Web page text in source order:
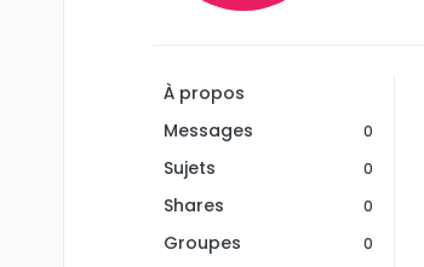
À propos
Messages
0
Sujets 0
Shares 0
Groupes 0